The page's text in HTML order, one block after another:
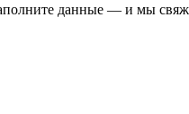
данные — и мы